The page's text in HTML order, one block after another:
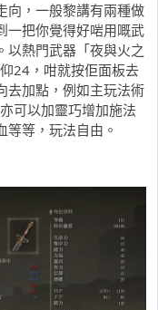
向，一般黎講有兩種做
一把你覺得好啱用嘅武
以熱門武器「夜與火之
24，咁就按佢面板去
去加點，例如主玩法術
可以加靈巧增加施法
等，玩法自由。